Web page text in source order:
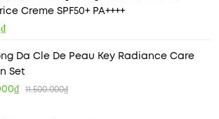
Creme SPF50+ PA++++
Da Cle De Peau Key Radiance Care
Set
11.500.000₫